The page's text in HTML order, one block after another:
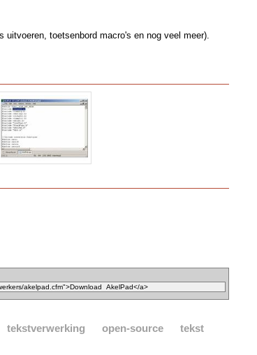
toetsenbord macro's en nog veel meer).
tekstverwerking open-source
tekst